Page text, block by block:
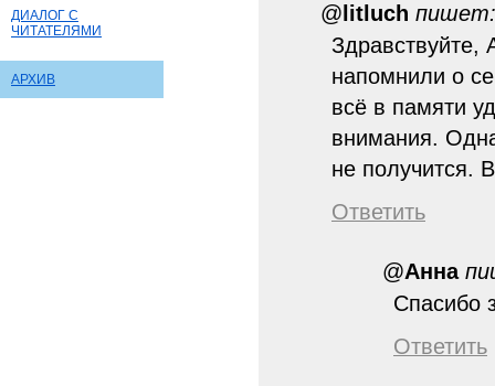
ДИАЛОГ С
ЧИТАТЕЛЯМИ
АРХИВ
@ litluch пишет:
Здравствуйте,
напомнили о
всё в памяти
внимания.
не получится.
Ответить
@Анна
Спасибо
Ответить